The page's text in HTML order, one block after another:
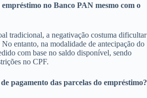
no Banco PAN mesmo com o
tradicional, a negativação costuma dificultar
entanto, na modalidade de antecipação do
com base no saldo disponível, sendo
no CPF.
pagamento das parcelas do empréstimo?